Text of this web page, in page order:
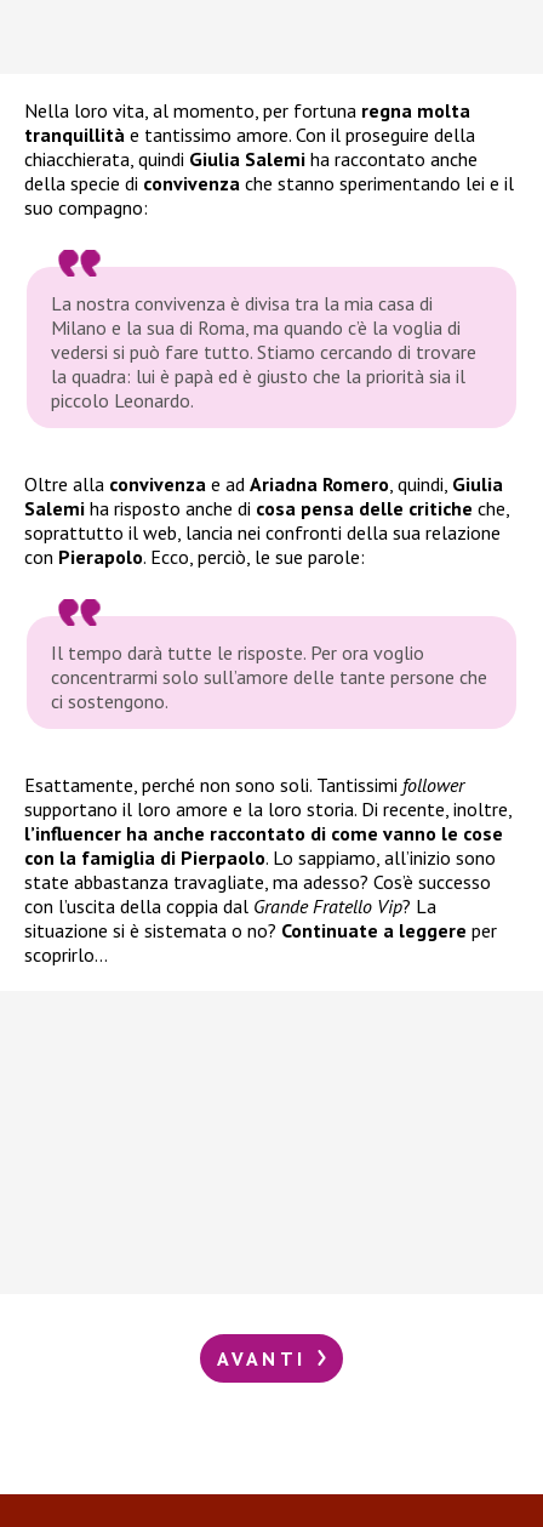
Nella loro vita, al momento, per fortuna regna molta
tranquillità e tantissimo amore. Con il proseguire della
chiacchierata, quindi Giulia Salemi ha raccontato anche
della specie di convivenza che stanno sperimentando lei e il
suo compagno:
La nostra convivenza è divisa tra la mia casa di
Milano e la sua di Roma, ma quando c’è la voglia di
vedersi si può fare tutto. Stiamo cercando di trovare
la quadra: lui è papà ed è giusto che la priorità sia il
piccolo Leonardo.
Oltre alla convivenza e ad Ariadna Romero , quindi, Giulia
Salemi ha risposto anche di cosa pensa delle critiche che,
soprattutto il web, lancia nei confronti della sua relazione
con Pierapolo. Ecco, perciò, le sue parole:
Il tempo darà tutte le risposte. Per ora voglio
concentrarmi solo sull’amore delle tante persone che
ci sostengono.
Esattamente, perché non sono soli. Tantissimi follower
supportano il loro amore e la loro storia. Di recente, inoltre,
l’influencer ha anche raccontato di come vanno le cose
con la famiglia di Pierpaolo. Lo sappiamo, all’inizio sono
state abbastanza travagliate, ma adesso? Cos’è successo
con l’uscita della coppia dal Grande Fratello Vip? La
situazione si è sistemata o no? Continuate a leggere per
scoprirlo…
AVANTI